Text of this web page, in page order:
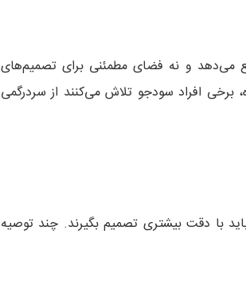
می‌دهد و نه فضای مطمئنی برای تصمیم‌های
افراد سودجو تلاش می‌کنند از سردرگمی
با دقت بیشتری تصمیم بگیرند. چند توصیه